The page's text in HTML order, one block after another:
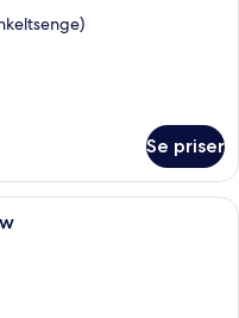
Se priser
hotelværelse med en